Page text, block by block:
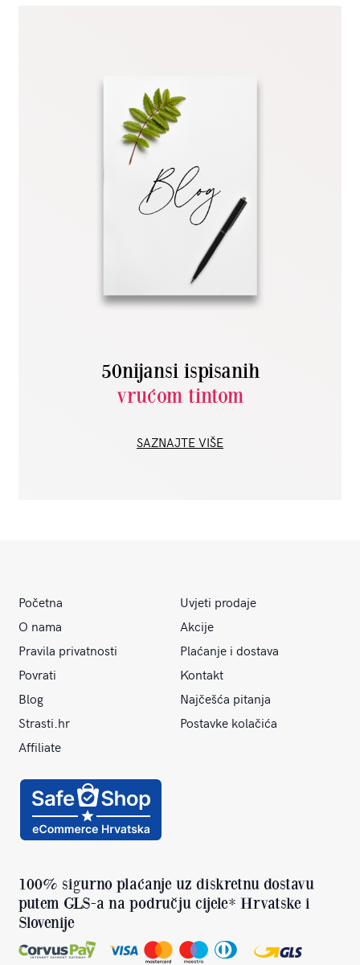
50nijansi ispisanih
vrućom tintom
SAZNAJTE VIŠE
Početna
Uvjeti prodaje
O nama
Akcije
Pravila privatnosti
Plaćanje i dostava
Povrati
Kontakt
Blog
Najčešća pitanja
Strasti.hr
Postavke kolačića
Affiliate
100% sigurno plaćanje uz diskretnu dostavu
putem GLS-a na području cijele* Hrvatske i
Slovenije